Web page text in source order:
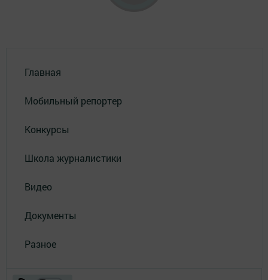
Главная
Мобильный репортер
Конкурсы
Школа журналистики
Видео
Документы
Разное